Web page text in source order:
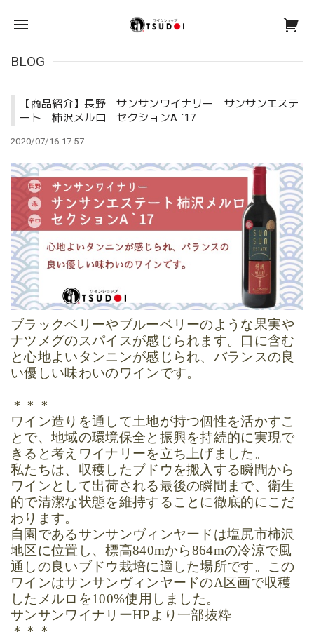
BLOG
【商品紹介】長野 サンサンワイナリー サンサンエステ
ート 柿沢メルロ セクションA `17
2020/07/16 17:57
ブラックベリーやブルーベリーのような果実や
ナツメグのスパイスが感じられます。口に含む
と心地よいタンニンが感じられ、バランスの良
い優しい味わいのワインです。
＊＊＊
ワイン造りを通して土地が持つ個性を活かすこ
とで、地域の環境保全と振興を持続的に実現で
きると考えワイナリーを立ち上げました。
私たちは、収穫したブドウを搬入する瞬間から
ワインとして出荷される最後の瞬間まで、衛生
的で清潔な状態を維持することに徹底的にこだ
わります。
自園であるサンサンヴィンヤードは塩尻市柿沢
地区に位置し、標高840mから864mの冷涼で風
通しの良いブドウ栽培に適した場所です。この
ワインはサンサンヴィンヤードのA区画で収穫
したメルロを100%使用しました。
サンサンワイナリーHPより一部抜粋
＊＊＊